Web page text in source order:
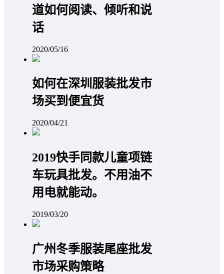
道如何阅读、倾听和说
话
2020/05/16
如何在深圳服装批发市
场买到便宜货
2020/04/21
2019快手同款儿童项链
车玩具批发。不用油不
用电就能动。
2019/03/20
广州冬季服装尾座批发
市场采购策略